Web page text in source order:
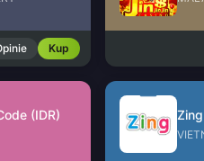
Kup
(IDR)